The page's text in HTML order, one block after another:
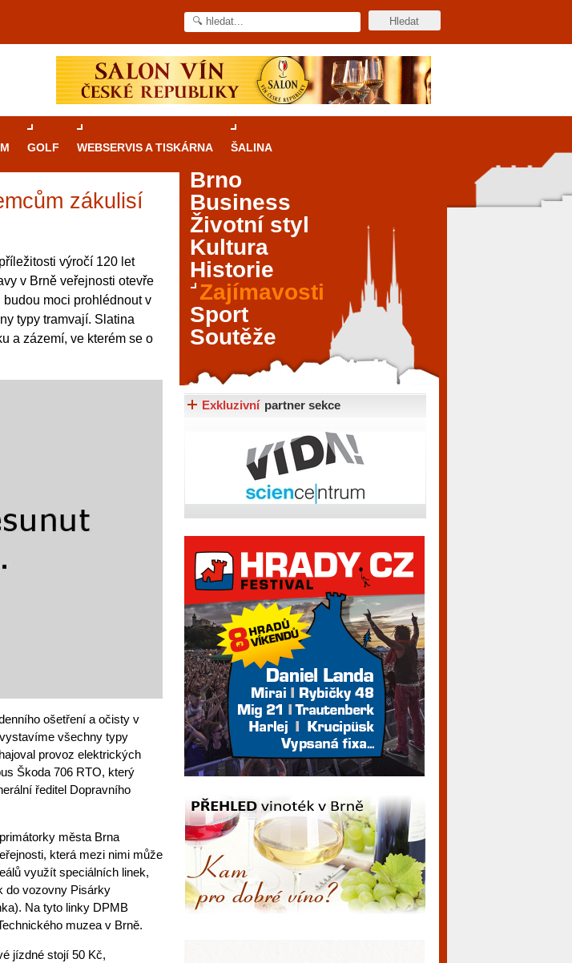
GOLF WEBSERVIS A TISKÁRNA ŠALINA
zákulisí
výročí 120 let
v Brně veřejnosti otevře
moci prohlédnout v
typy tramvají. Slatina
a zázemí, ve kterém se o
ošetření a očisty v
všechny typy
provoz elektrických
Škoda 706 RTO, který
ředitel Dopravního
města Brna
která mezi nimi může
využít speciálních linek,
do vozovny Pisárky
Na tyto linky DPMB
muzea v Brně.
jízdné stojí 50 Kč,
hrami v Brně: Od
pro zajímavé památky, skvělé
univerzity. Mimo jiné je ale také
legálně a bezpečně vyzkoušet
neustále kvetoucí moravské
nabídku her od klasické
automaty jak pro pravidelné
Brno
Business
Životní styl
Kultura
Historie
Zajímavosti
Sport
Soutěže
Exkluzivní partner sekce